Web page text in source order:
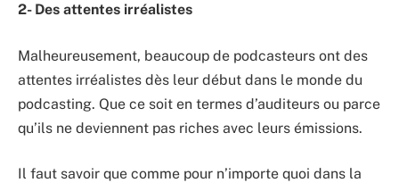
2- Des attentes irréalistes
Malheureusement, beaucoup de podcasteurs ont des
attentes irréalistes dès leur début dans le monde du
podcasting. Que ce soit en termes d’auditeurs ou parce
qu’ils ne deviennent pas riches avec leurs émissions.
Il faut savoir que comme pour n’importe quoi dans la